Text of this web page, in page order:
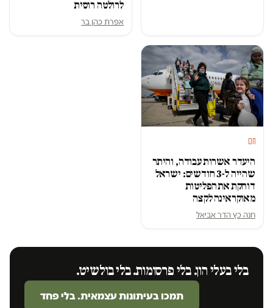
לרולטה רוסית
אפרת כהן בר
חם
היעדר אשרות עבודה, והיתר
שהייה ל-3 חודשים: ישראל
דוחקת את הפליטות
מאוקראינה לקצה
חנה כץ הדר אביאל
בלי בעלי הון. בלי פרסומות. בלי בולשיט.
תמכו בעיתונות עצמאית. בלי פחד